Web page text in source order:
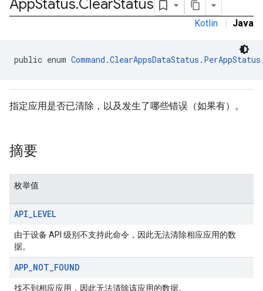
AppStatus.ClearStatus
Kotlin | Java
public enum
指定应用是否已清除，以及发生了哪些错误（如果有）。
摘要
枚举值
API_LEVEL
由于设备 API 级别不支持此命令，因此无法清除相应应用的数
据。
APP_NOT_FOUND
找不到相应应用，因此无法清除该应用的数据。